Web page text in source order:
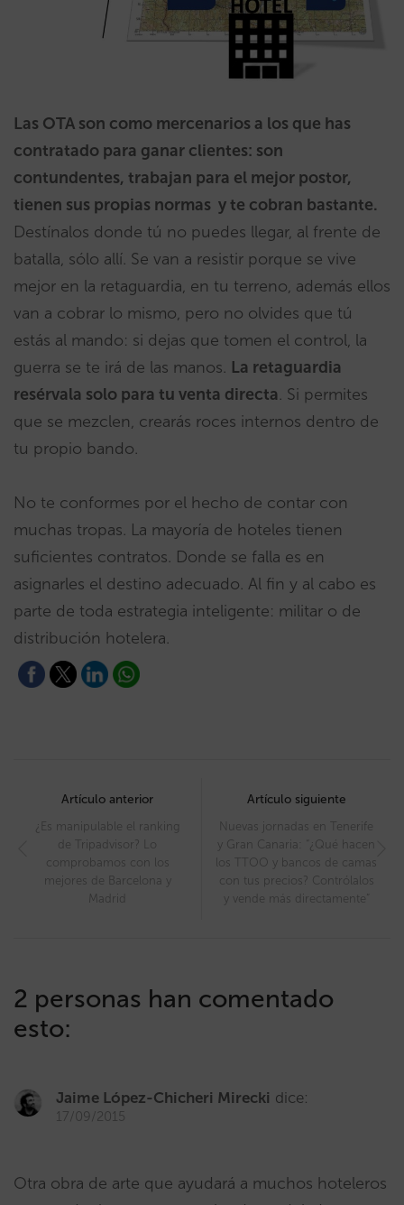
Las OTA son como mercenarios a los que has
contratado para ganar clientes: son
contundentes, trabajan para el mejor postor,
tienen sus propias normas y te cobran bastante.
Destínalos donde tú no puedes llegar, al frente de
batalla, sólo allí. Se van a resistir porque se vive
mejor en la retaguardia, en tu terreno, además ellos
van a cobrar lo mismo, pero no olvides que tú
estás al mando: si dejas que tomen el control, la
guerra se te irá de las manos. La retaguardia
resérvala solo para tu venta directa. Si permites
que se mezclen, crearás roces internos dentro de
tu propio bando.
No te conformes por el hecho de contar con
muchas tropas. La mayoría de hoteles tienen
suficientes contratos. Donde se falla es en
asignarles el destino adecuado. Al fin y al cabo es
parte de toda estrategia inteligente: militar o de
distribución hotelera.
navigation
Artículo anterior
¿Es manipulable el ranking
de Tripadvisor? Lo
comprobamos con los
mejores de Barcelona y
Madrid
Artículo siguiente
Nuevas jornadas en Tenerife
y Gran Canaria: “¿Qué hacen
los TTOO y bancos de camas
con tus precios? Contrólalos
y vende más directamente”
2 personas han comentado
esto:
Jaime López-Chicheri Mirecki dice:
17/09/2015
Otra obra de arte que ayudará a muchos hoteleros